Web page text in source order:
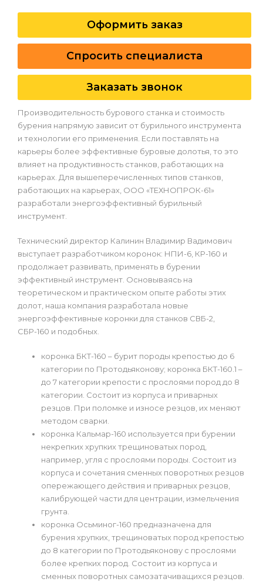
Оформить заказ
Спросить специалиста
Заказать звонок
Производительность бурового станка и стоимость
бурения напрямую зависит от бурильного инструмента
и технологии его применения. Если поставлять на
карьеры более эффективные буровые долотья, то это
влияет на продуктивность станков, работающих на
карьерах. Для вышеперечисленных типов станков,
работающих на карьерах, ООО «ТЕХНОПРОК-61»
разработали энергоэффективный бурильный
инструмент.
Технический директор Калинин Владимир Вадимович
выступает разработчиком коронок: НПИ-6, КР-160 и
продолжает развивать, применять в бурении
эффективный инструмент. Основываясь на
теоретическом и практическом опыте работы этих
долот, наша компания разработала новые
энергоэффективные коронки для станков СВБ-2,
СБР-160 и подобных.
коронка БКТ-160 – бурит породы крепостью до 6
категории по Протодьяконову; коронка БКТ-160.1 –
до 7 категории крепости с прослоями пород до 8
категории. Состоит из корпуса и приварных
резцов. При поломке и износе резцов, их меняют
методом сварки.
коронка Кальмар-160 используется при бурении
некрепких хрупких трещиноватых пород,
например, угля с прослоями породы. Состоит из
корпуса и сочетания сменных поворотных резцов
опережающего действия и приварных резцов,
калибрующей части для центрации, измельчения
грунта.
коронка Осьминог-160 предназначена для
бурения хрупких, трещиноватых пород крепостью
до 8 категории по Протодьяконову с прослоями
более крепких пород. Состоит из корпуса и
сменных поворотных самозатачиващихся резцов.